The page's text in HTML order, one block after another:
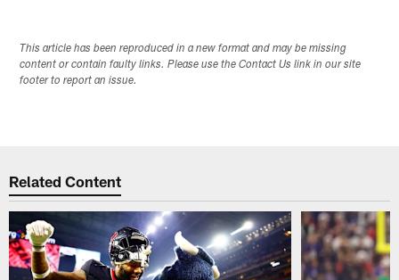
This article has been reproduced in a new format and may be missing
content or contain faulty links. Please use the Contact Us link in our site
footer to report an issue.
Related Content